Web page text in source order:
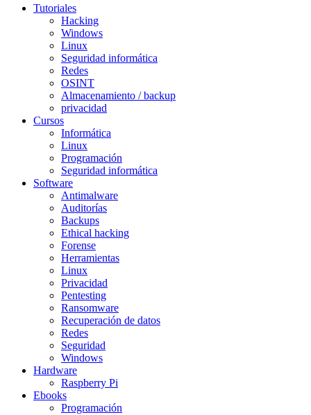
Tutoriales
Hacking
Windows
Linux
Seguridad informática
Redes
OSINT
Almacenamiento / backup
privacidad
Cursos
Informática
Linux
Programación
Seguridad informática
Software
Antimalware
Auditorías
Backups
Ethical hacking
Forense
Herramientas
Linux
Privacidad
Pentesting
Ransomware
Recuperación de datos
Redes
Seguridad
Windows
Hardware
Raspberry Pi
Ebooks
Programación